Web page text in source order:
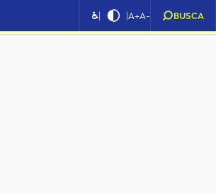
♿| |A+A- BUSCA